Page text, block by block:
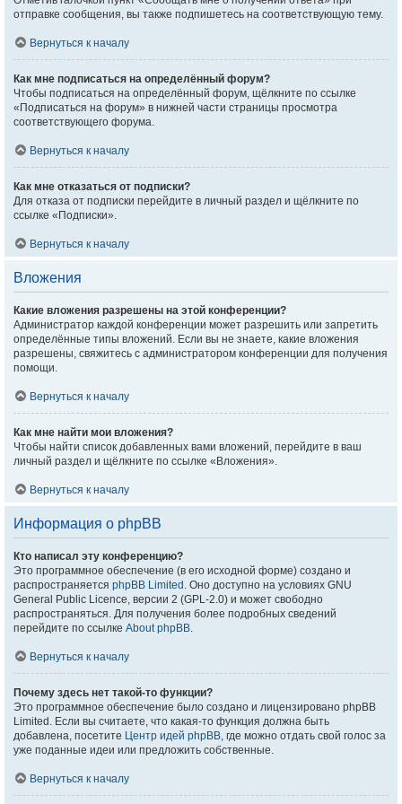
отправке сообщения, вы также подпишетесь на соответствующую тему.
Вернуться к началу
Как мне подписаться на определённый форум?
Чтобы подписаться на определённый форум, щёлкните по ссылке
«Подписаться на форум» в нижней части страницы просмотра
соответствующего форума.
Вернуться к началу
Как мне отказаться от подписки?
Для отказа от подписки перейдите в личный раздел и щёлкните по
ссылке «Подписки».
Вернуться к началу
Вложения
Какие вложения разрешены на этой конференции?
Администратор каждой конференции может разрешить или запретить
определённые типы вложений. Если вы не знаете, какие вложения
разрешены, свяжитесь с администратором конференции для получения
помощи.
Вернуться к началу
Как мне найти мои вложения?
Чтобы найти список добавленных вами вложений, перейдите в ваш
личный раздел и щёлкните по ссылке «Вложения».
Вернуться к началу
Информация о phpBB
Кто написал эту конференцию?
Это программное обеспечение (в его исходной форме) создано и
распространяется phpBB Limited . Оно доступно на условиях GNU
General Public Licence, версии 2 (GPL-2.0) и может свободно
распространяться. Для получения более подробных сведений
перейдите по ссылке About phpBB.
Вернуться к началу
Почему здесь нет такой-то функции?
Это программное обеспечение было создано и лицензировано phpBB
Limited. Если вы считаете, что какая-то функция должна быть
добавлена, посетите Центр идей phpBB, где можно отдать свой голос за
уже поданные идеи или предложить собственные.
Вернуться к началу